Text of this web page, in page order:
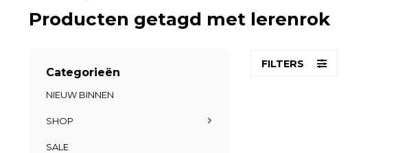
Producten getagd met lerenrok
Categorieën
NIEUW BINNEN
SHOP
SALE
FILTERS